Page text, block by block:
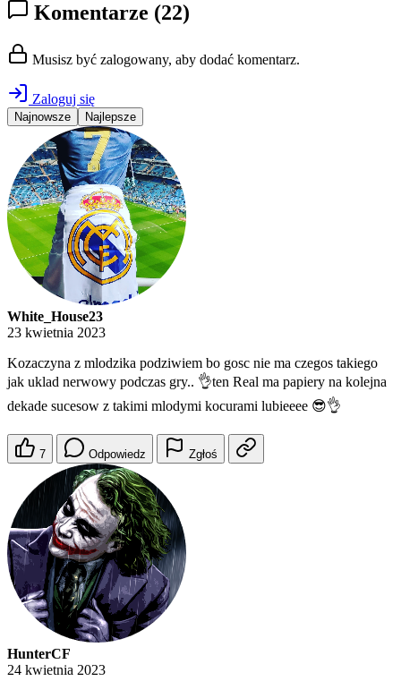
Komentarze (22)
Musisz być zalogowany, aby dodać komentarz.
Zaloguj się
Najnowsze Najlepsze
White_House23
23 kwietnia 2023
Kozaczyna z mlodzika podziwiem bo gosc nie ma czegos takiego
jak uklad nerwowy podczas gry.. 👌ten Real ma papiery na kolejna
dekade sucesow z takimi mlodymi kocurami lubieeee 😎👌
7 Odpowiedz Zgłoś
HunterCF
24 kwietnia 2023